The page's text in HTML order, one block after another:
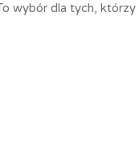
wybór dla tych,